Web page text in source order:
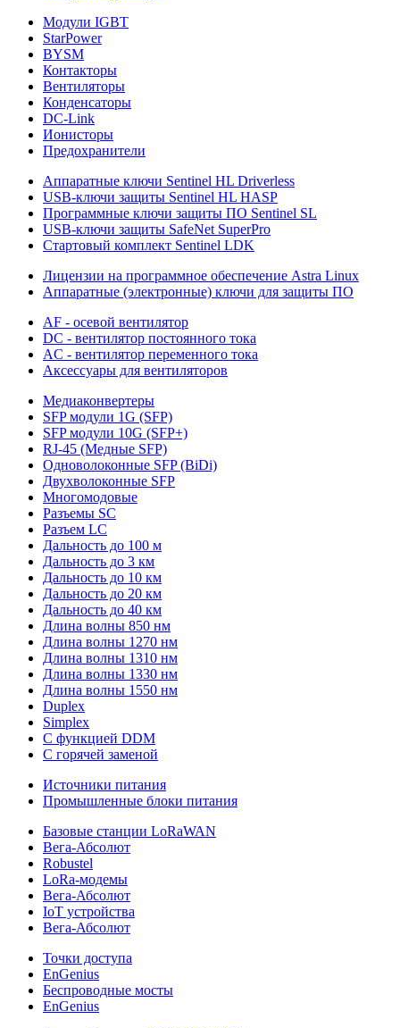
Модули IGBT
StarPower
BYSM
Контакторы
Вентиляторы
Конденсаторы
DC-Link
Ионисторы
Предохранители
Аппаратные ключи Sentinel HL Driverless
USB-ключи защиты Sentinel HL HASP
Программные ключи защиты ПО Sentinel SL
USB-ключи защиты SafeNet SuperPro
Стартовый комплект Sentinel LDK
Лицензии на программное обеспечение Astra Linux
Аппаратные (электронные) ключи для защиты ПО
AF - осевой вентилятор
DC - вентилятор постоянного тока
AC - вентилятор переменного тока
Аксессуары для вентиляторов
Медиаконвертеры
SFP модули 1G (SFP)
SFP модули 10G (SFP+)
RJ-45 (Медные SFP)
Одноволоконные SFP (BiDi)
Двухволоконные SFP
Многомодовые
Разъемы SC
Разъем LC
Дальность до 100 м
Дальность до 3 км
Дальность до 10 км
Дальность до 20 км
Дальность до 40 км
Длина волны 850 нм
Длина волны 1270 нм
Длина волны 1310 нм
Длина волны 1330 нм
Длина волны 1550 нм
Duplex
Simplex
С функцией DDM
С горячей заменой
Источники питания
Промышленные блоки питания
Базовые станции LoRaWAN
Вега-Абсолют
Robustel
LoRa-модемы
Вега-Абсолют
IoT устройства
Вега-Абсолют
Точки доступа
EnGenius
Беспроводные мосты
EnGenius